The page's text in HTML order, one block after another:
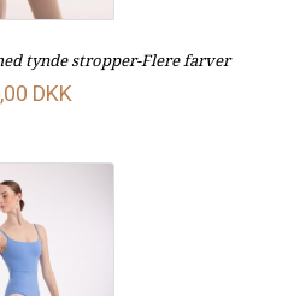
tynde stropper-Flere farver
DKK